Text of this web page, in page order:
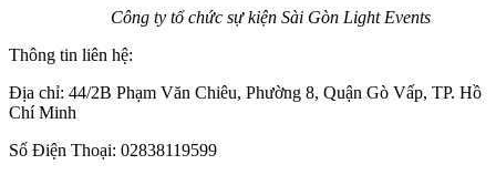
Công ty tổ chức sự kiện Sài Gòn Light Events
Thông tin liên hệ:
Địa chỉ: 44/2B Phạm Văn Chiêu, Phường 8, Quận Gò Vấp, TP. Hồ
Chí Minh
Số Điện Thoại: 02838119599